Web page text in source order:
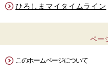
ひろしまマイタイムライン
ペー
このホームページについて